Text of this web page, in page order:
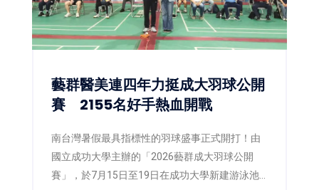
藝群醫美連四年力挺成大羽球公開
賽 2155名好手熱血開戰
南台灣暑假最具指標性的羽球盛事正式開打！由
國立成功大學主辦的「2026藝群成大羽球公開
賽」，於7月15日至19日在成功大學新建游泳池